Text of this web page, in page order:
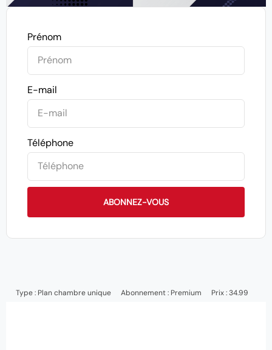
Prénom
E-mail
Téléphone
ABONNEZ-VOUS
Type : Plan chambre unique Abonnement : Premium Prix : 34.99